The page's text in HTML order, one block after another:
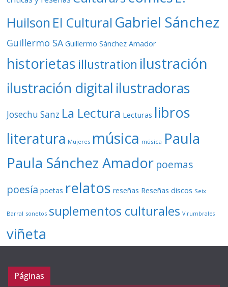
Huilson El Cultural Gabriel Sánchez
Guillermo SA Guillermo Sánchez Amador
historietas illustration ilustración
ilustración digital ilustradoras
Josechu Sanz La Lectura Lecturas libros
literatura Mujeres música música Paula
Paula Sánchez Amador poemas
poesía poetas relatos reseñas Reseñas discos Seix
Barral sonetos suplementos culturales Virumbrales
viñeta
Páginas